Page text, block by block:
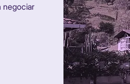
negociar